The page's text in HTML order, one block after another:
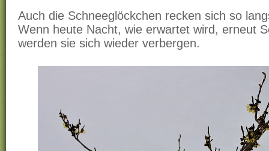
Auch die Schneeglöckchen recken sich so
Wenn heute Nacht, wie erwartet wird, erneut
werden sie sich wieder verbergen.